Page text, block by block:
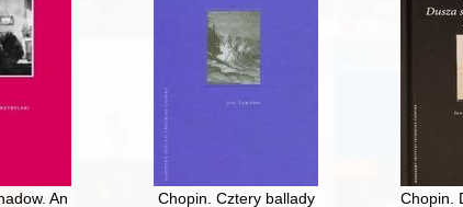
An essay on Chopin's thoughts
Chopin. Cztery ballady Chopin.